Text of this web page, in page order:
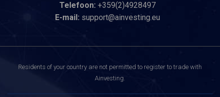
Telefoon: +359(2)4928497
E-mail: support@ainvesting.eu
Residents of your country are not permitted to register to trade with
Ainvesting.